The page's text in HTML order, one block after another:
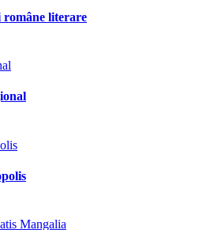
române literare